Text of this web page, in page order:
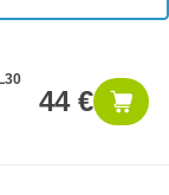
44 €